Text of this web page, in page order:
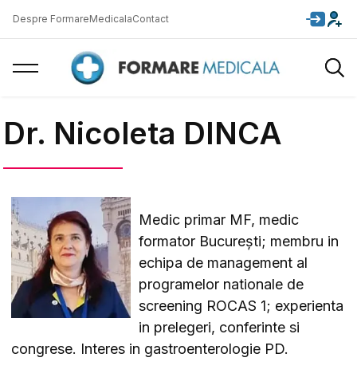
Despre FormareMedicalaContact
Dr. Nicoleta DINCA
Medic primar MF, medic
formator București; membru in
echipa de management al
programelor nationale de
screening ROCAS 1; experienta
in prelegeri, conferinte si
congrese. Interes in gastroenterologie PD.